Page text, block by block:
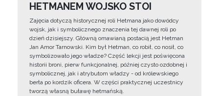
HETMANEM WOJSKO STOI
Zajęcia dotyczą historycznej roli Hetmana jako dowódcy
wojsk, jak i symbolicznego znaczenia tej dawnej roli po
dzień dzisiejszy. Główną omawianą postacią jest Hetman
Jan Amor Tarnowski. Kim był Hetman, co robił, co nosił, co
symbolizowało jego władze? Część lekcji jest poświęcona
historii broni, pierw funkcjonalnej, później czysto ozdobnej i
symbolicznej, jak i atrybutom władzy - od królewskiego
berła po kordzik oficera. W części praktycznej uczestnicy
tworzą własną buławę hetmańską.